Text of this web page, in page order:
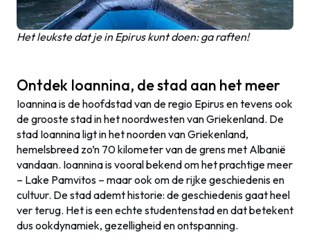
Het leukste dat je in Epirus kunt doen: ga raften!
Ontdek Ioannina, de stad aan het meer
Ioannina is de hoofdstad van de regio Epirus en tevens ook
de grooste stad in het noordwesten van Griekenland. De
stad Ioannina ligt in het noorden van Griekenland,
hemelsbreed zo’n 70 kilometer van de grens met Albanië
vandaan. Ioannina is vooral bekend om het prachtige meer
– Lake Pamvitos – maar ook om de rijke geschiedenis en
cultuur. De stad ademt historie: de geschiedenis gaat heel
ver terug. Het is een echte studentenstad en dat betekent
dus ookdynamiek, gezelligheid en ontspanning.